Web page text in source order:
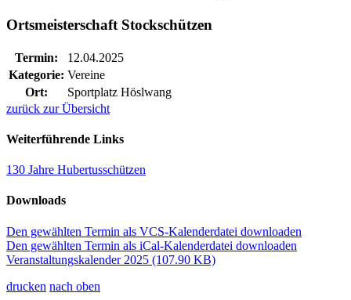
Ortsmeisterschaft Stockschützen
Termin:
12.04.2025
Kategorie: Vereine
Ort:
Sportplatz Höslwang
zurück zur Übersicht
Weiterführende Links
130 Jahre Hubertusschützen
Downloads
Den gewählten Termin als VCS-Kalenderdatei downloaden
Den gewählten Termin als iCal-Kalenderdatei downloaden
Veranstaltungskalender 2025 (107.90 KB)
drucken nach oben